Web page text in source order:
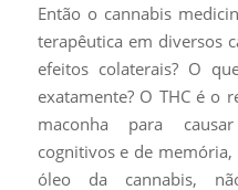
Então o cannabis
terapêutica em diversos
efeitos colaterais? O
exatamente? O THC é o
maconha para
cognitivos e de
óleo da cannabis,